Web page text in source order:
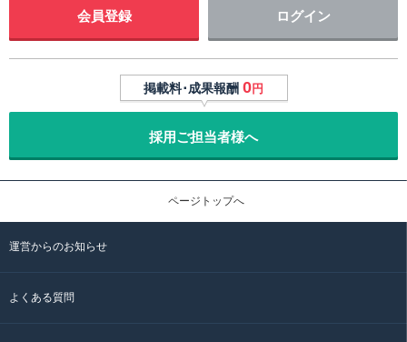
会員登録 ログイン
掲載料･成果報酬 0円
採用ご担当者様へ
ページトップへ
運営からのお知らせ
よくある質問